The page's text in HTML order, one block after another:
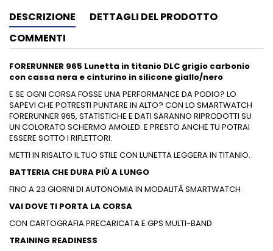
DESCRIZIONE
DETTAGLI DEL PRODOTTO
COMMENTI
FORERUNNER 965 Lunetta in titanio DLC grigio carbonio
con cassa nera e cinturino in silicone giallo/nero
E SE OGNI CORSA FOSSE UNA PERFORMANCE DA PODIO? LO
SAPEVI CHE POTRESTI PUNTARE IN ALTO? CON LO SMARTWATCH
FORERUNNER 965, STATISTICHE E DATI SARANNO RIPRODOTTI SU
UN COLORATO SCHERMO AMOLED. E PRESTO ANCHE TU POTRAI
ESSERE SOTTO I RIFLETTORI.
METTI IN RISALTO IL TUO STILE CON LUNETTA LEGGERA IN TITANIO.
BATTERIA CHE DURA PIÙ A LUNGO
FINO A 23 GIORNI DI AUTONOMIA IN MODALITÀ SMARTWATCH
VAI DOVE TI PORTA LA CORSA
CON CARTOGRAFIA PRECARICATA E GPS MULTI-BAND
TRAINING READINESS